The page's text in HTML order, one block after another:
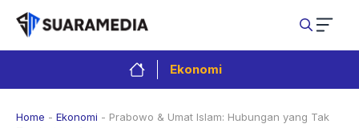
Langsung
isi
Ekonomi
Home - Ekonomi - Prabowo & Umat Islam: Hubungan yang Tak